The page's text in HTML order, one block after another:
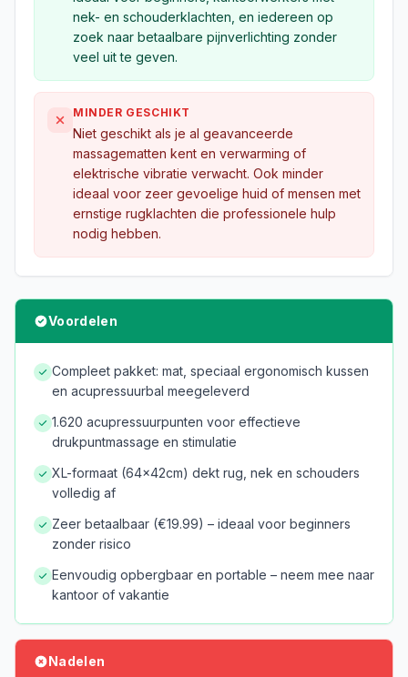
nek- en schouderklachten, en iedereen op
zoek naar betaalbare pijnverlichting zonder
veel uit te geven.
MINDER GESCHIKT
Niet geschikt als je al geavanceerde
massagematten kent en verwarming of
elektrische vibratie verwacht. Ook minder
ideaal voor zeer gevoelige huid of mensen met
ernstige rugklachten die professionele hulp
nodig hebben.
Voordelen
Compleet pakket: mat, speciaal ergonomisch kussen
en acupressuurbal meegeleverd
1.620 acupressuurpunten voor effectieve
drukpuntmassage en stimulatie
XL-formaat (64×42cm) dekt rug, nek en schouders
volledig af
Zeer betaalbaar (€19.99) – ideaal voor beginners
zonder risico
Eenvoudig opbergbaar en portable – neem mee naar
kantoor of vakantie
Nadelen